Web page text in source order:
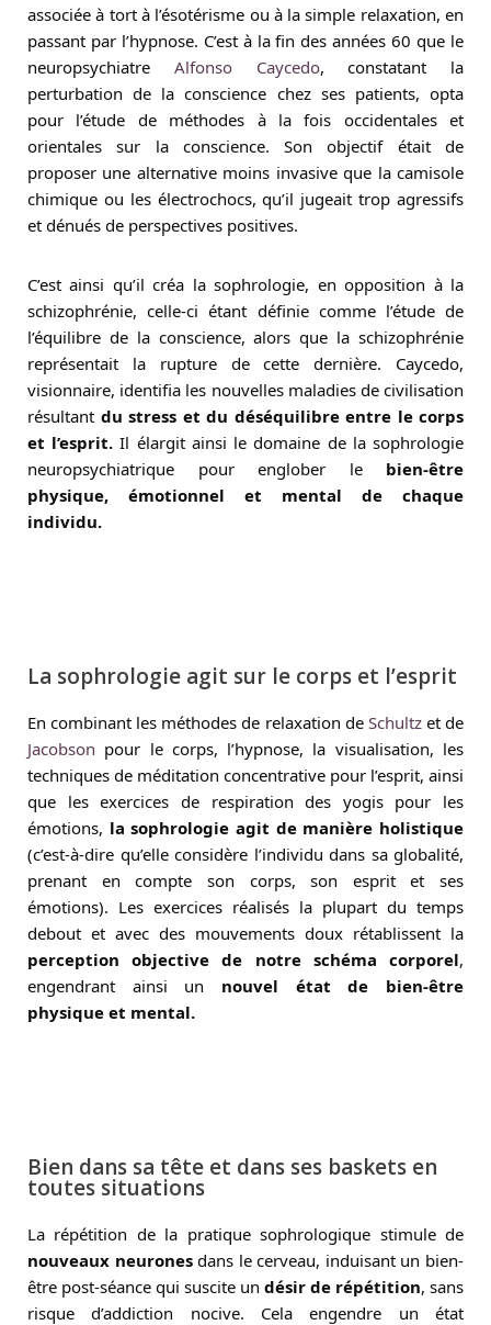
associée à tort à l’ésotérisme ou à la simple relaxation, en
passant par l’hypnose. C’est à la fin des années 60 que le
neuropsychiatre Alfonso Caycedo, constatant la
perturbation de la conscience chez ses patients, opta
pour l’étude de méthodes à la fois occidentales et
orientales sur la conscience. Son objectif était de
proposer une alternative moins invasive que la camisole
chimique ou les électrochocs, qu’il jugeait trop agressifs
et dénués de perspectives positives.
C’est ainsi qu’il créa la sophrologie, en opposition à la
schizophrénie, celle-ci étant définie comme l’étude de
l’équilibre de la conscience, alors que la schizophrénie
représentait la rupture de cette dernière. Caycedo,
visionnaire, identifia les nouvelles maladies de civilisation
résultant du stress et du déséquilibre entre le corps
et l’esprit. Il élargit ainsi le domaine de la sophrologie
neuropsychiatrique pour englober le bien-être
physique, émotionnel et mental de chaque
individu.
La sophrologie agit sur le corps et l’esprit
En combinant les méthodes de relaxation de Schultzet de
Jacobson pour le corps, l’hypnose, la visualisation, les
techniques de méditation concentrative pour l’esprit, ainsi
que les exercices de respiration des yogis pour les
émotions, la sophrologie agit de manière holistique
(c’est-à-dire qu’elle considère l’individu dans sa globalité,
prenant en compte son corps, son esprit et ses
émotions). Les exercices réalisés la plupart du temps
debout et avec des mouvements doux rétablissent la
perception objective de notre schéma corporel,
engendrant ainsi un nouvel état de bien-être
physique et mental.
Bien dans sa tête et dans ses baskets en
toutes situations
La répétition de la pratique sophrologique stimule de
nouveaux neuronesdans le cerveau, induisant un bien-
être post-séance qui suscite un désir de répétition, sans
risque d’addiction nocive. Cela engendre un état